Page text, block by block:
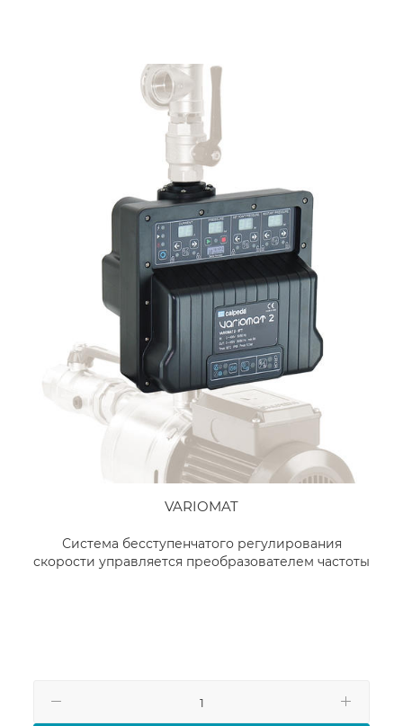
VARIOMAT
Система бесступенчатого регулирования
скорости управляется преобразователем частоты